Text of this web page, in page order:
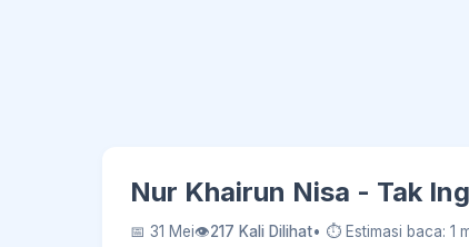
Nur Khairun Nisa - Tak
📅 31 Mei👁217 Kali Dilihat• ⏱ Estimasi baca: 1